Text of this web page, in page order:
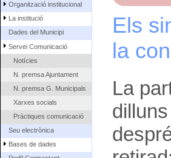
Organització institucional
La institució
Dades del Municipi
Servei Comunicació
Notícies
N. premsa Ajuntament
N. premsa G. Municipals
Xarxes socials
Pràctiques comunicació
Seu electrònica
Bases de dades
Els
la
La